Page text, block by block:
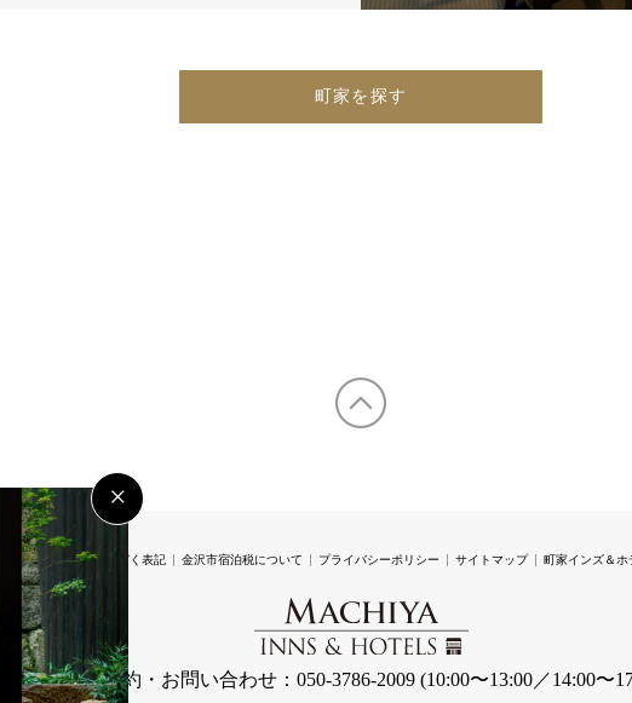
町家を探す
特定商取引法に基づく表記 金沢市宿泊税について プライバシーポリシー サイトマップ 町家インズ＆ホ
ご予約・お問い合わせ：050-3786-2009 (10:00〜13:00／14:00〜
×